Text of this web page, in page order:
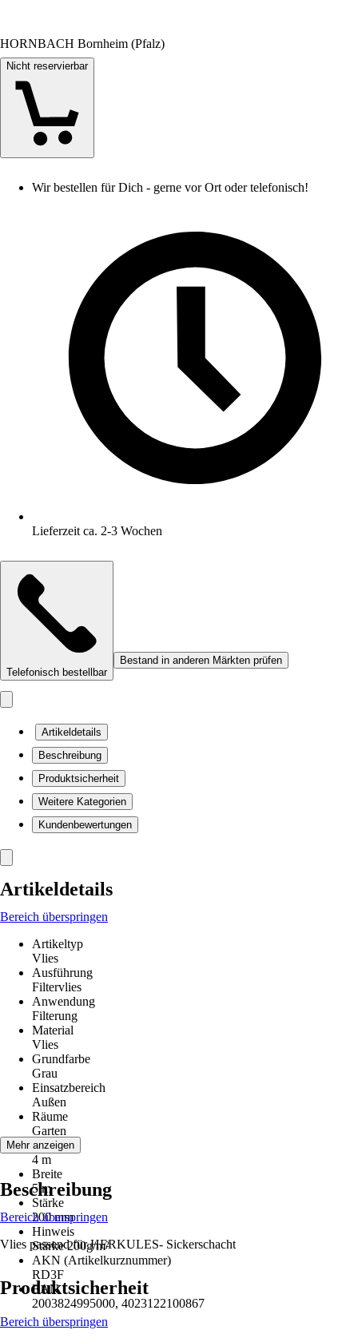
HORNBACH Bornheim (Pfalz)
Nicht reservierbar
Wir bestellen für Dich - gerne vor Ort oder telefonisch!
Lieferzeit ca. 2-3 Wochen
Telefonisch bestellbar
Bestand in anderen Märkten prüfen
Artikeldetails
Beschreibung
Produktsicherheit
Weitere Kategorien
Kundenbewertungen
Artikeldetails
Bereich überspringen
Artikeltyp
Vlies
Ausführung
Filtervlies
Anwendung
Filterung
Material
Vlies
Grundfarbe
Grau
Einsatzbereich
Außen
Räume
Garten
Länge
4 m
Breite
5 m
Stärke
200 mm
Hinweis
Stärke 200g/m²
AKN (Artikelkurznummer)
RD3F
EAN
2003824995000, 4023122100867
Mehr anzeigen
Beschreibung
Bereich überspringen
Vlies passend für HERKULES- Sickerschacht
Produktsicherheit
Bereich überspringen